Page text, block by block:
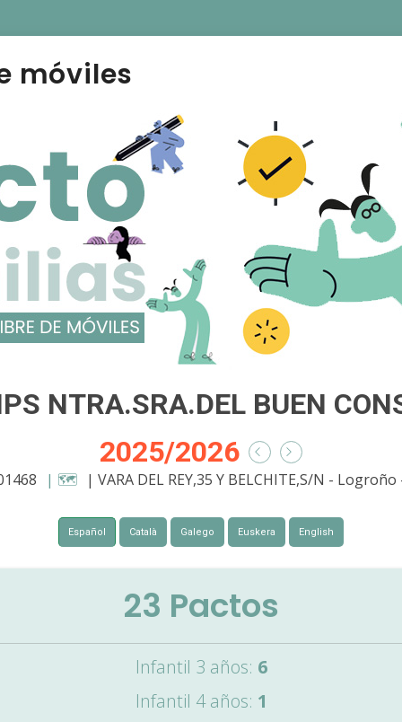
móviles
NTRA.SRA.DEL BUEN
2025/2026
| 🗺️ | VARA DEL REY,35 Y BELCHITE,S/N - Logroño
Español Català Galego Euskera English
23 Pactos
Infantil 3 años: 6
Infantil 4 años: 1